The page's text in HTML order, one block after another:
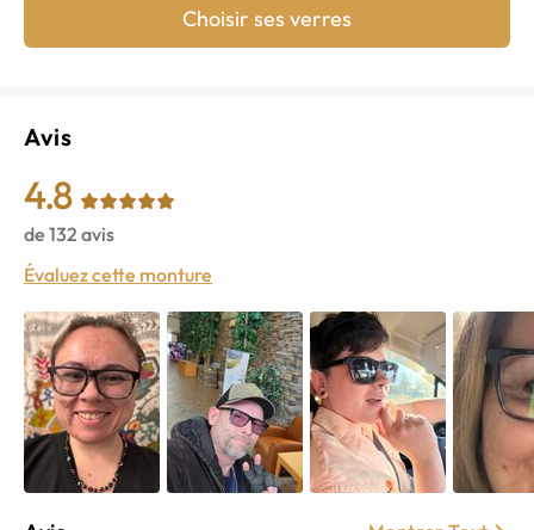
Choisir ses verres
Avis
4.8
de 132 avis
Évaluez cette monture